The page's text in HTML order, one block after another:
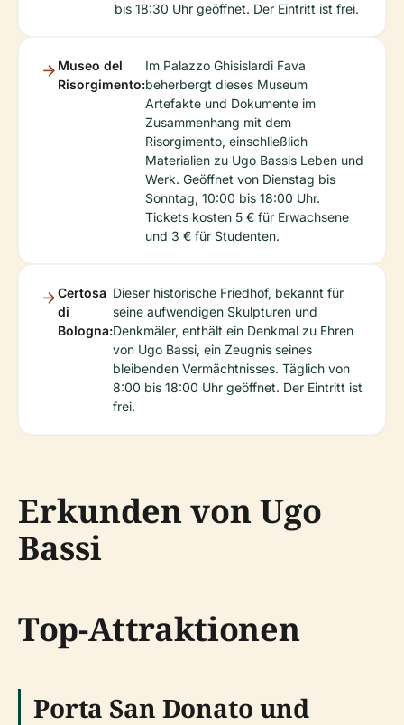
bis 18:30 Uhr geöffnet. Der Eintritt ist frei.
Museo del
Risorgimento:
Im Palazzo Ghisislardi Fava
beherbergt dieses Museum
Artefakte und Dokumente im
Zusammenhang mit dem
Risorgimento, einschließlich
Materialien zu Ugo Bassis Leben und
Werk. Geöffnet von Dienstag bis
Sonntag, 10:00 bis 18:00 Uhr.
Tickets kosten 5 € für Erwachsene
und 3 € für Studenten.
Certosa
di
Bologna:
Dieser historische Friedhof, bekannt für
seine aufwendigen Skulpturen und
Denkmäler, enthält ein Denkmal zu Ehren
von Ugo Bassi, ein Zeugnis seines
bleibenden Vermächtnisses. Täglich von
8:00 bis 18:00 Uhr geöffnet. Der Eintritt ist
frei.
Erkunden von Ugo
Bassi
Top-Attraktionen
Porta San Donato und